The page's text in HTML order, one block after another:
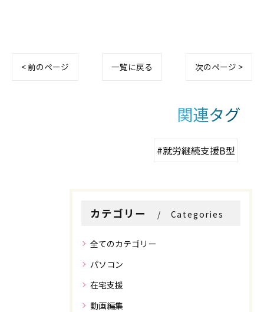
< 前のページ 一覧に戻る 次のページ >
関連タグ
#就労継続支援B型
カテゴリー Categories
全てのカテゴリー
パソコン
在宅支援
動画編集